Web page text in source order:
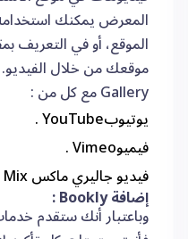
المعرض يمكنك
الموقع، أو في التعريف
Gallery مع كل من :
يوتيوبYouTube .
فيميوVimeo .
فيديو جاليري ماكس Video Gallery Mix.
إضافة Bookly :
وباعتبار أنك ستقدم